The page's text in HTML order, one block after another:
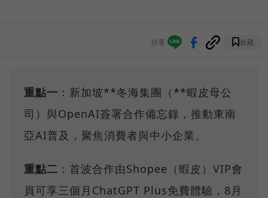
分享 收藏
重點一 ：新加坡**冬海集團（**蝦皮母公
司）與OpenAI簽署合作備忘錄，推動東南
亞AI普及，聚焦消費者與中小企業。
重點二 ：首波合作由Shopee（蝦皮）VIP會
員可享三個月ChatGPT Plus免費體驗，8月